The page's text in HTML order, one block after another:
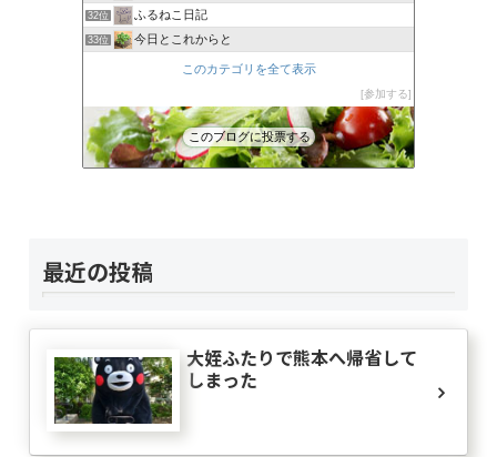
32位 ふるねこ日記
33位 今日とこれからと
アラ還主婦の人生いろいろ
36位 シングル60ギリ幸せ
37位 還暦過ぎたら
このカテゴリを全て表示
参加する
このブログに投票する
最近の投稿
大姪ふたりで熊本へ帰省して
しまった